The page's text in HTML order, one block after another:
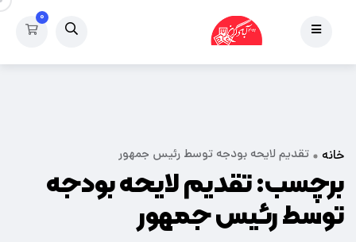
۰
خانه تقدیم لایحه بودجه توسط رئیس جمهور
برچسب:تقدیم لایحه بودجه
توسط رئیس جمهور